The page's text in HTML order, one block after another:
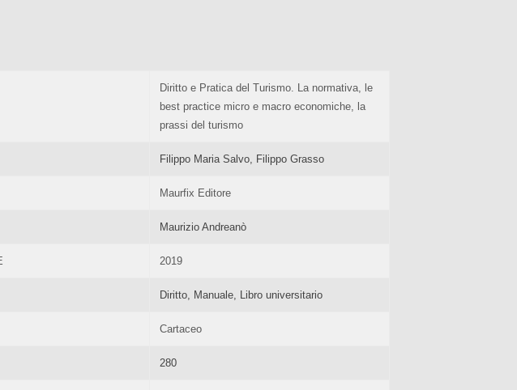
Diritto e Pratica del Turismo. La normativa, le
best practice micro e macro economiche, la
prassi del turismo
Filippo Maria Salvo, Filippo Grasso
Maurfix Editore
Maurizio Andreanò
2019
Diritto, Manuale, Libro universitario
Cartaceo
280